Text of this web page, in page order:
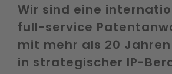
Wir sind eine
full-service
mit mehr als 20
in strategischer IP-